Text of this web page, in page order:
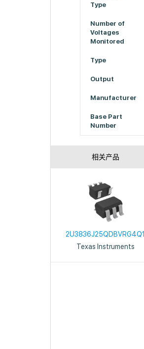
Type
Number of
Voltages
Monitored
Type
Output
Manufacturer
Base Part
Number
相关产品
2U3836J25QDBVRG4Q1
Texas Instruments